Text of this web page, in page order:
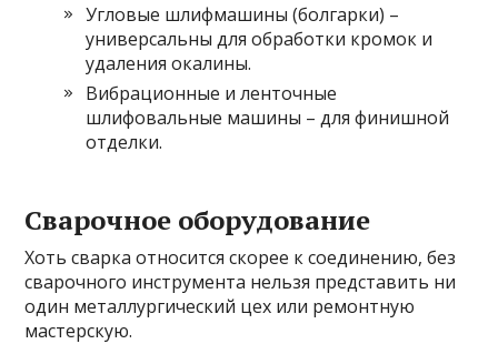
Угловые шлифмашины (болгарки) –
универсальны для обработки кромок и
удаления окалины.
Вибрационные и ленточные
шлифовальные машины – для финишной
отделки.
Сварочное оборудование
Хоть сварка относится скорее к соединению, без
сварочного инструмента нельзя представить ни
один металлургический цех или ремонтную
мастерскую.